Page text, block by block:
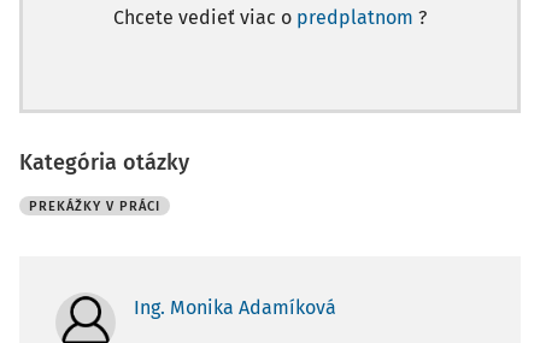
Chcete vedieť viac o predplatnom ?
Kategória otázky
PREKÁŽKY V PRÁCI
Ing. Monika Adamíková